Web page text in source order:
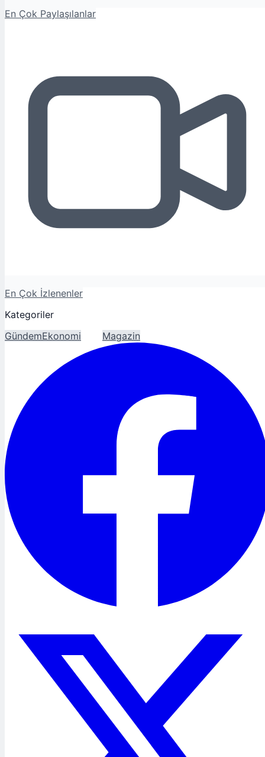
En Çok Paylaşılanlar
En Çok İzlenenler
Kategoriler
GündemEkonomi Magazin